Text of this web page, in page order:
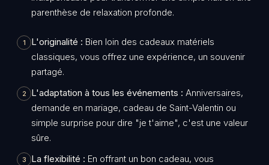
parenthèse de relaxation profonde.
1 L'originalité : Bien loin des cadeaux matériels
classiques, vous offrez une expérience, un souvenir
partagé.
2 L'adaptation à tous les événements : Anniversaires,
demande en mariage, cadeau de Saint-Valentin ou
simple surprise pour dire "je t'aime", c'est une valeur
sûre.
3 La flexibilité : En offrant un bon cadeau, vous